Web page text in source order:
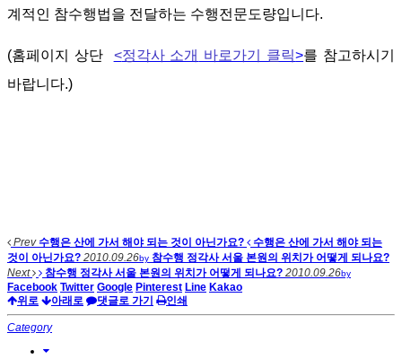
계적인 참수행법을 전달하는 수행전문도량입니다.
(홈페이지 상단 <정각사 소개 바로가기 클릭>를 참고하시기
바랍니다.)
Prev 수행은 산에 가서 해야 되는 것이 아닌가요?
수행은 산에 가서 해야 되는
것이 아닌가요? 2010.09.26by 참수행 정각사 서울 본원의 위치가 어떻게 되나요?
Next
참수행 정각사 서울 본원의 위치가 어떻게 되나요? 2010.09.26by
Facebook Twitter Google Pinterest Line Kakao
위로
아래로 댓글로 가기 인쇄
Category